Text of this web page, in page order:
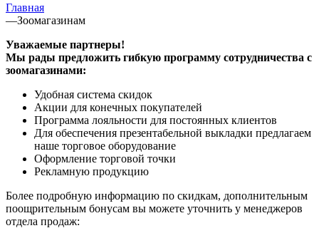
Главная
—Зоомагазинам
Уважаемые партнеры!
Мы рады предложить гибкую программу сотрудничества с
зоомагазинами:
Удобная система скидок
Акции для конечных покупателей
Программа лояльности для постоянных клиентов
Для обеспечения презентабельной выкладки предлагаем
наше торговое оборудование
Оформление торговой точки
Рекламную продукцию
Более подробную информацию по скидкам, дополнительным
поощрительным бонусам вы можете уточнить у менеджеров
отдела продаж: